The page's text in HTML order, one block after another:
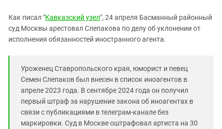
Ставропольский край
Чечня
Южный Кавказ
Как писал "Кавказский узел", 24 апреля Басманный районный
суд Москвы арестовал Слепакова по делу об уклонении от
исполнения обязанностей иностранного агента.
Уроженец Ставропольского края, юморист и певец
Семен Слепаков был внесен в список иноагентов в
апреле 2023 года. В сентябре 2024 года он получил
первый штраф за нарушение закона об иноагентах в
связи с публикациями в телеграм-канале без
маркировки. Суд в Москве оштрафовал артиста на 30